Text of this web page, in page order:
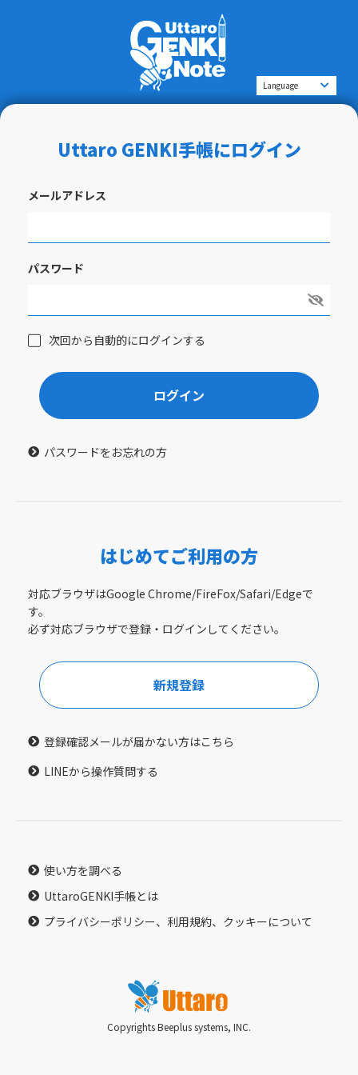
Uttaro GENKI手帳にログイン
メールアドレス
パスワード
次回から自動的にログインする
ログイン
パスワードをお忘れの方
はじめてご利用の方
対応ブラウザはGoogle Chrome/FireFox/Safari/Edgeで
す。
必ず対応ブラウザで登録・ログインしてください。
新規登録
登録確認メールが届かない方はこちら
LINEから操作質問する
使い方を調べる
UttaroGENKI手帳とは
プライバシーポリシー、利用規約、クッキーについて
Copyrights Beeplus systems, INC.